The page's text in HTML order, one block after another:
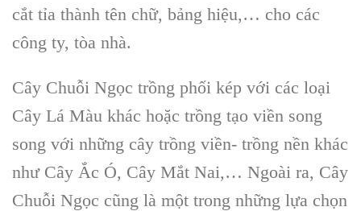
cắt tỉa thành tên chữ, bảng hiệu,… cho các
công ty, tòa nhà.
Cây Chuỗi Ngọc trồng phối kép với các loại
Cây Lá Màu khác hoặc trồng tạo viền song
song với những cây trồng viền- trồng nền khác
như Cây Ắc Ó, Cây Mắt Nai,… Ngoài ra, Cây
Chuỗi Ngọc cũng là một trong những lựa chọn